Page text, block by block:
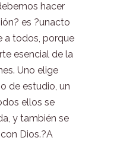
hacer
es ?unacto
a todos, porque
esencial de la
Uno elige
de estudio, un
ellos se
y también se
Dios.?A